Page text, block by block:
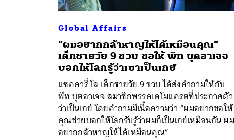
Global Affairs
“ผมอยากกล้าหาญให้ได้เหมือนคุณ”
เด็กชายวัย 9 ขวบ ขอให้ พีท บุตอาเจจ
บอกให้โลกรู้ว่าเขาเป็นเกย์
แซคคารี่ โล เด็กชายวัย 9 ขวบ ได้ส่งคำถามให้กับ
พีท บุตอาเจจ สมาชิกพรรคเดโมแครตที่ประกาศตัว
ว่าเป็นเกย์ โดยคำถามมีเนื้อความว่า “ผมอยากขอให้
คุณช่วยบอกให้โลกรับรู้ว่าผมก็เป็นเกย์เหมือนกัน ผม
อยากกล้าหาญให้ได้เหมือนคุณ”